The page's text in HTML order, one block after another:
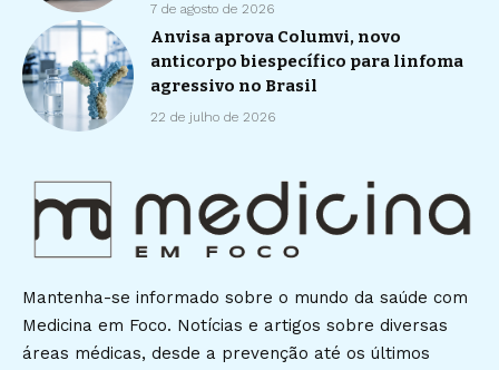
7 de agosto de 2026
Anvisa aprova Columvi, novo
anticorpo biespecífico para linfoma
agressivo no Brasil
22 de julho de 2026
Mantenha-se informado sobre o mundo da saúde com
Medicina em Foco. Notícias e artigos sobre diversas
áreas médicas, desde a prevenção até os últimos